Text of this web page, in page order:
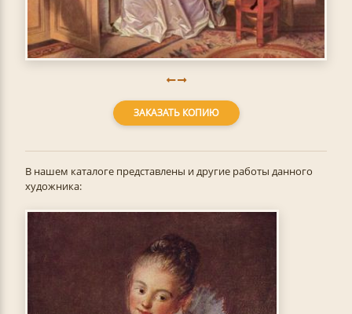
ЗАКАЗАТЬ КОПИЮ
В нашем каталоге представлены и другие работы данного
художника: